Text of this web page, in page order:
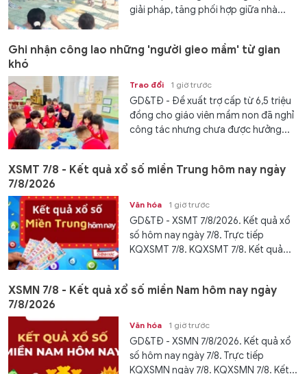
giải pháp, tăng phối hợp giữa nhà...
Ghi nhận công lao những 'người gieo mầm' từ gian
khó
Trao đổi 1 giờ trước
GD&TĐ - Đề xuất trợ cấp từ 6,5 triệu
đồng cho giáo viên mầm non đã nghỉ
công tác nhưng chưa được hưởng...
XSMT 7/8 - Kết quả xổ số miền Trung hôm nay ngày
7/8/2026
Văn hóa 1 giờ trước
GD&TĐ - XSMT 7/8/2026. Kết quả xổ
số hôm nay ngày 7/8. Trực tiếp
KQXSMT 7/8. KQXSMT 7/8. Kết quả...
XSMN 7/8 - Kết quả xổ số miền Nam hôm nay ngày
7/8/2026
Văn hóa 1 giờ trước
GD&TĐ - XSMN 7/8/2026. Kết quả xổ
số hôm nay ngày 7/8. Trực tiếp
KQXSMN ngày 7/8. KQXSMN 7/8. Kết...